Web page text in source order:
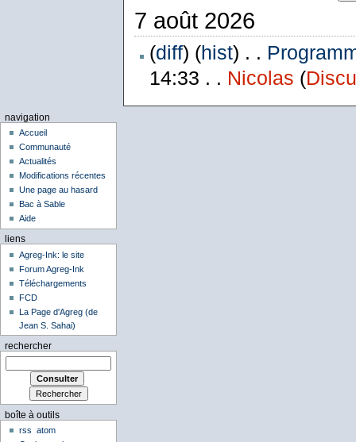
7 août 2026
(diff) (hist) . .
14:33 . . Nicolas (
navigation
Accueil
Communauté
Actualités
Modifications récentes
Une page au hasard
Bac à Sable
Aide
liens
Agreg-Ink: le site
Forum Agreg-Ink
Téléchargements
FCD
La Page d'Agreg (de
Jean S. Sahai)
rechercher
boîte à outils
rss
atom